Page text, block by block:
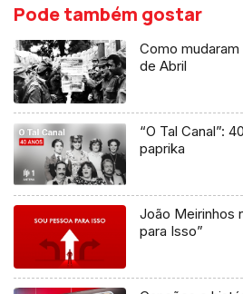
Pode também gostar
Como
de Abril
“O Tal Canal”:
paprika
João Meirinhos
para Isso”